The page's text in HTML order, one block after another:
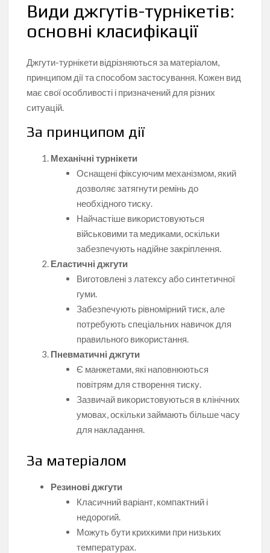
Види джгутів-турнікетів:
основні класифікації
Джгути-турнікети відрізняються за матеріалом,
принципом дії та способом застосування. Кожен вид
має свої особливості і призначений для різних
ситуацій.
За принципом дії
Механічні турнікети
Оснащені фіксуючим механізмом, який
дозволяє затягнути ремінь до
необхідного тиску.
Найчастіше використовуються
військовими та медиками, оскільки
забезпечують надійне закріплення.
Еластичні джгути
Виготовлені з латексу або синтетичної
гуми.
Забезпечують рівномірний тиск, але
потребують спеціальних навичок для
правильного використання.
Пневматичні джгути
Є манжетами, які наповнюються
повітрям для створення тиску.
Зазвичай використовуються в клінічних
умовах, оскільки займають більше часу
для накладання.
За матеріалом
Резинові джгути
Класичний варіант, компактний і
недорогий.
Можуть бути крихкими при низьких
температурах.